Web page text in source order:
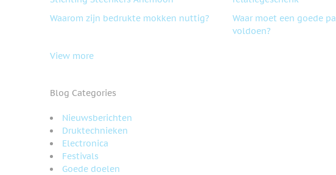
Waarom zijn bedrukte mokken nuttig?
Waar moet een goede
voldoen?
View more
Blog Categories
Nieuwsberichten
Druktechnieken
Electronica
Festivals
Goede doelen